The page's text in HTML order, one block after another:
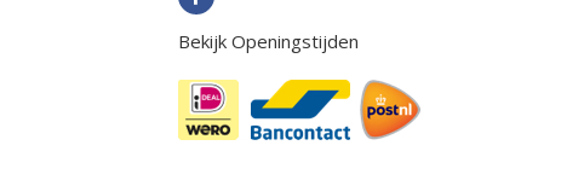
Bekijk Openingstijden